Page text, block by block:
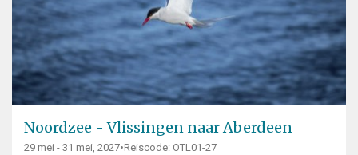
Noordzee - Vlissingen naar Aberdeen
29 mei - 31 mei, 2027•Reiscode: OTL01-27